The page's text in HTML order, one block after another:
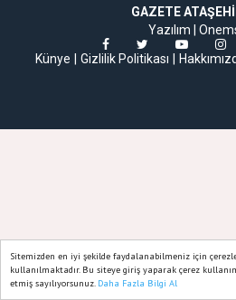
Sitemizden en iyi şekilde faydalanabilmeniz için
kullanılmaktadır. Bu siteye giriş yaparak çerez
etmiş sayılıyorsunuz. Daha Fazla Bilgi Al
GAZETE
Yazılım |
Künye
Gizlilik Politikası
Ana Sayfa Web TV